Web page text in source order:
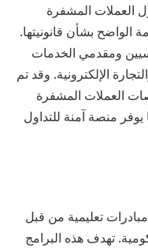
العملات المشفرة
بشأن قانونيتها.
ومقدمي الخدمات
الإلكترونية. وقد تم
العملات المشفرة
يوفر منصة آمنة للتداول
تعليمية من قبل
تهدف هذه البرامج